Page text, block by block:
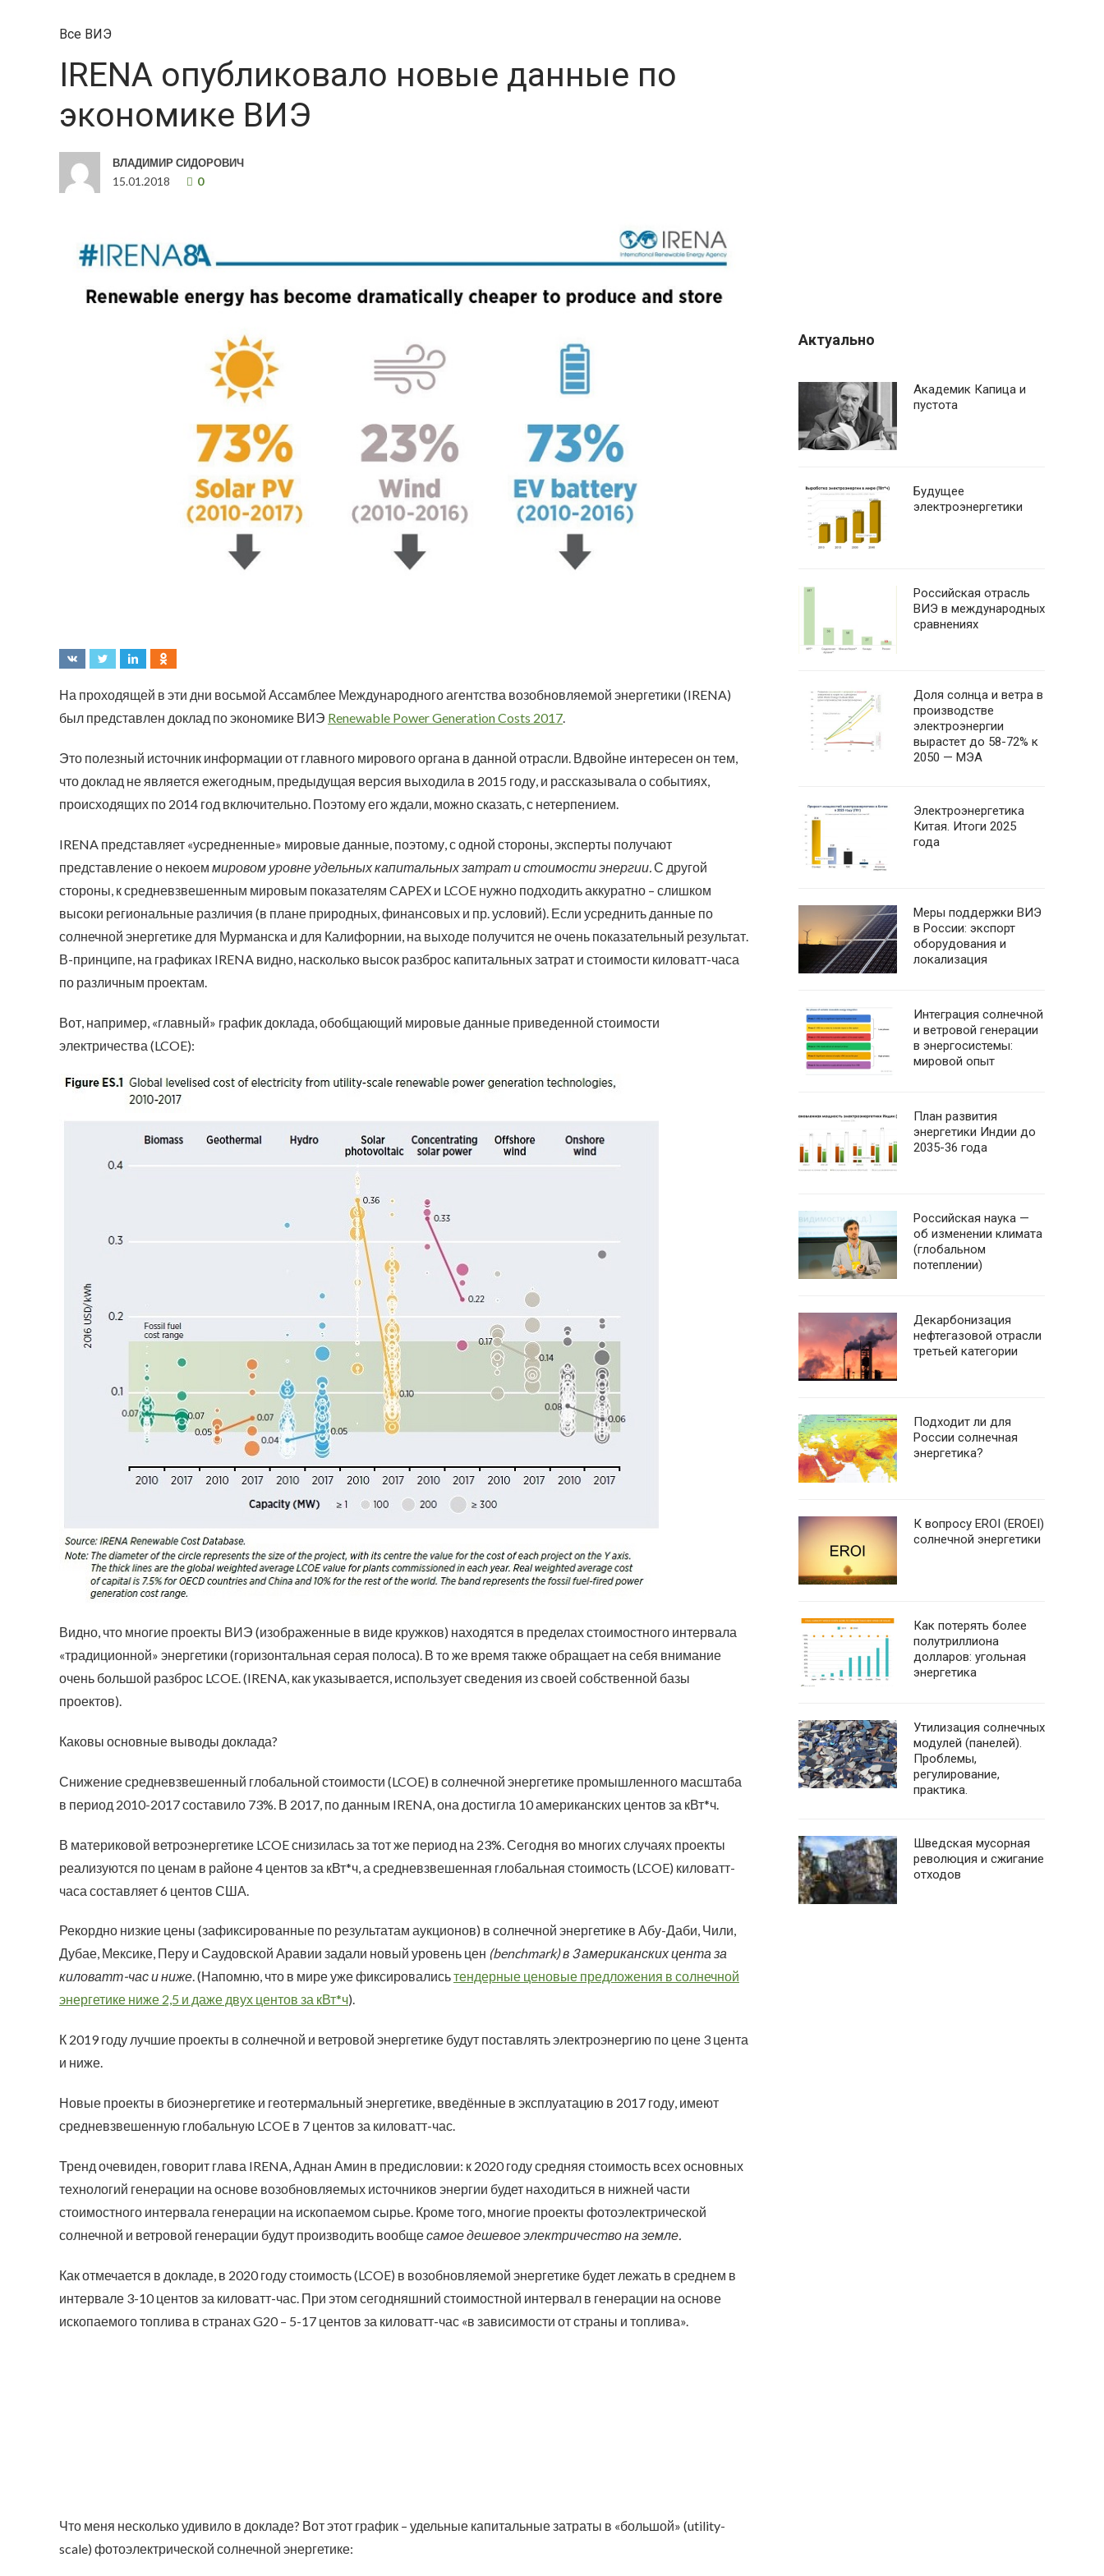
Все ВИЭ
IRENA опубликовало новые данные по
экономике ВИЭ
ВЛАДИМИР СИДОРОВИЧ
15.01.2018 0
На проходящей в эти дни восьмой Ассамблее Международного агентства возобновляемой энергетики (IRENA)
был представлен доклад по экономике ВИЭ Renewable Power Generation Costs 2017.
Это полезный источник информации от главного мирового органа в данной отрасли. Вдвойне интересен он тем,
что доклад не является ежегодным, предыдущая версия выходила в 2015 году, и рассказывала о событиях,
происходящих по 2014 год включительно. Поэтому его ждали, можно сказать, с нетерпением.
IRENA представляет «усредненные» мировые данные, поэтому, с одной стороны, эксперты получают
представление о некоем мировом уровне удельных капитальных затрат и стоимости энергии. С другой
стороны, к средневзвешенным мировым показателям CAPEX и LCOE нужно подходить аккуратно – слишком
высоки региональные различия (в плане природных, финансовых и пр. условий). Если усреднить данные по
солнечной энергетике для Мурманска и для Калифорнии, на выходе получится не очень показательный результат.
В-принципе, на графиках IRENA видно, насколько высок разброс капитальных затрат и стоимости киловатт-часа
по различным проектам.
Вот, например, «главный» график доклада, обобщающий мировые данные приведенной стоимости
электричества (LCOE):
Видно, что многие проекты ВИЭ (изображенные в виде кружков) находятся в пределах стоимостного интервала
«традиционной» энергетики (горизонтальная серая полоса). В то же время также обращает на себя внимание
очень большой разброс LCOE. (IRENA, как указывается, использует сведения из своей собственной базы
проектов).
Каковы основные выводы доклада?
Снижение средневзвешенный глобальной стоимости (LCOE) в солнечной энергетике промышленного масштаба
в период 2010-2017 составило 73%. В 2017, по данным IRENA, она достигла 10 американских центов за кВт*ч.
В материковой ветроэнергетике LCOE снизилась за тот же период на 23%. Сегодня во многих случаях проекты
реализуются по ценам в районе 4 центов за кВт*ч, а средневзвешенная глобальная стоимость (LCOE) киловатт-
часа составляет 6 центов США.
Рекордно низкие цены (зафиксированные по результатам аукционов) в солнечной энергетике в Абу-Даби, Чили,
Дубае, Мексике, Перу и Саудовской Аравии задали новый уровень цен (benchmark) в 3 американских цента за
киловатт-час и ниже. (Напомню, что в мире уже фиксировалисьтендерные ценовые предложения в солнечной
энергетике ниже 2,5 и даже двух центов за кВт*ч).
К 2019 году лучшие проекты в солнечной и ветровой энергетике будут поставлять электроэнергию по цене 3 цента
и ниже.
Новые проекты в биоэнергетике и геотермальный энергетике, введённые в эксплуатацию в 2017 году, имеют
средневзвешенную глобальную LCOE в 7 центов за киловатт-час.
Тренд очевиден, говорит глава IRENA, Аднан Амин в предисловии: к 2020 году средняя стоимость всех основных
технологий генерации на основе возобновляемых источников энергии будет находиться в нижней части
стоимостного интервала генерации на ископаемом сырье. Кроме того, многие проекты фотоэлектрической
солнечной и ветровой генерации будут производить вообщесамое дешевое электричество на земле.
Как отмечается в докладе, в 2020 году стоимость (LCOE) в возобновляемой энергетике будет лежать в среднем в
интервале 3-10 центов за киловатт-час. При этом сегодняшний стоимостной интервал в генерации на основе
ископаемого топлива в странах G20 – 5-17 центов за киловатт-час «в зависимости от страны и топлива».
Что меня несколько удивило в докладе? Вот этот график – удельные капитальные затраты в «большой» (utility-
scale) фотоэлектрической солнечной энергетике:
Актуально
Академик Капица и
пустота
Будущее
электроэнергетики
Российская отрасль
ВИЭ в международных
сравнениях
Доля солнца и ветра в
производстве
электроэнергии
вырастет до 58-72% к
2050 — МЭА
Электроэнергетика
Китая. Итоги 2025
года
Меры поддержки ВИЭ
в России: экспорт
оборудования и
локализация
Интеграция солнечной
и ветровой генерации
в энергосистемы:
мировой опыт
План развития
энергетики Индии до
2035-36 года
Российская наука —
об изменении климата
(глобальном
потеплении)
Декарбонизация
нефтегазовой отрасли
третьей категории
Подходит ли для
России солнечная
энергетика?
К вопросу EROI (EROEI)
солнечной энергетики
Как потерять более
полутриллиона
долларов: угольная
энергетика
Утилизация солнечных
модулей (панелей).
Проблемы,
регулирование,
практика.
Шведская мусорная
революция и сжигание
отходов